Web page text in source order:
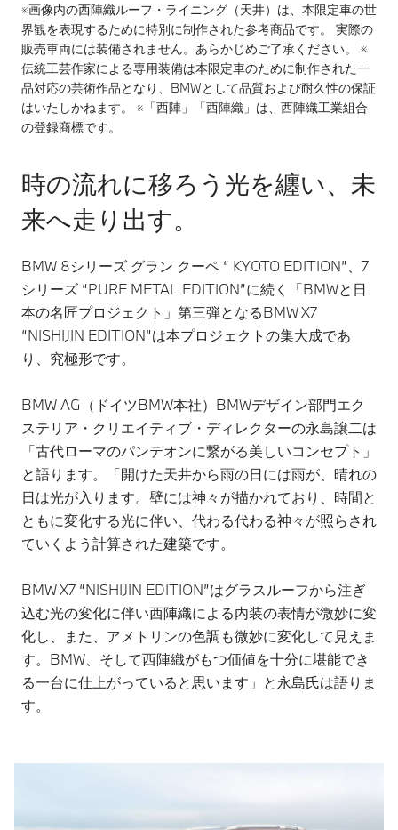
※画像内の西陣織ルーフ・ライニング（天井）は、本限定車の世
界観を表現するために特別に制作された参考商品です。 実際の
販売車両には装備されません。あらかじめご了承ください。 ※
伝統工芸作家による専用装備は本限定車のために制作された一
品対応の芸術作品となり、BMWとして品質および耐久性の保証
はいたしかねます。 ※「西陣」「西陣織」は、西陣織工業組合
の登録商標です。
時の流れに移ろう光を纏い、未
来へ走り出す。
BMW 8シリーズ グラン クーペ “ KYOTO EDITION”、7
シリーズ “PURE METAL EDITION”に続く「BMWと日
本の名匠プロジェクト」第三弾となるBMW X7
“NISHIJIN EDITION”は本プロジェクトの集大成であ
り、究極形です。
BMW AG（ドイツBMW本社）BMWデザイン部門エク
ステリア・クリエイティブ・ディレクターの永島譲二は
「古代ローマのパンテオンに繋がる美しいコンセプト」
と語ります。「開けた天井から雨の日には雨が、晴れの
日は光が入ります。壁には神々が描かれており、時間と
ともに変化する光に伴い、代わる代わる神々が照らされ
ていくよう計算された建築です。
BMW X7 “NISHIJIN EDITION”はグラスルーフから注ぎ
込む光の変化に伴い西陣織による内装の表情が微妙に変
化し、また、アメトリンの色調も微妙に変化して見えま
す。BMW、そして西陣織がもつ価値を十分に堪能でき
る一台に仕上がっていると思います」と永島氏は語りま
す。